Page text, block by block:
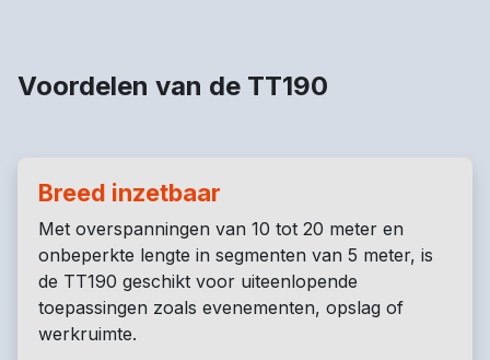
Voordelen van de TT190
Breed inzetbaar
Met overspanningen van 10 tot 20 meter en
onbeperkte lengte in segmenten van 5 meter, is
de TT190 geschikt voor uiteenlopende
toepassingen zoals evenementen, opslag of
werkruimte.